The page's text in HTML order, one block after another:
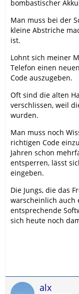
bombastischer
Man muss bei der
kleine Abstriche
ist.
Lohnt sich meiner
Telefon einen
Code auszugeben.
Oft sind die alten
verschlissen, weil
wurden.
Man muss noch
richtigen Code
Jahren schon
entsperren, lässt
eingeben.
Die Jungs, die das
warscheinlich auch
entsprechende
sich heute noch
alx